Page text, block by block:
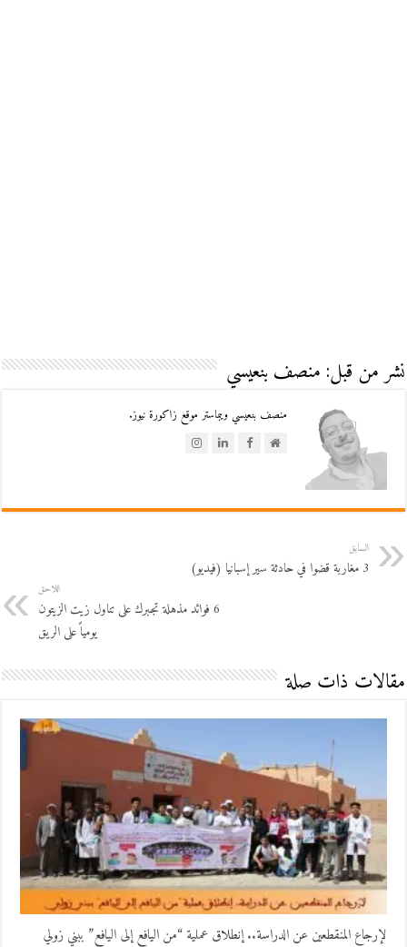
نشر من قبل: منصف بنعيسي
منصف بنعيسي ويبماستر موقع زاكورة نيوز.
السابق
3 مغاربة قضوا في حادثة سير إسبانيا (فيديو)
اللاحق
6 فوائد مذهلة تجبرك على تناول زيت الزيتون
يومياً على الريق
مقالات ذات صلة
لإرجاع المنقطعين عن الدراسة.. إنطلاق عملية “من اليافع إلى اليافع” ببني زولي